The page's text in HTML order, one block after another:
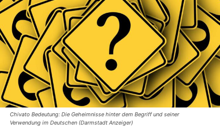
Chivato Bedeutung: Die Geheimnisse hinter dem Begriff und seiner
Verwendung im Deutschen (Darmstadt Anzeiger)